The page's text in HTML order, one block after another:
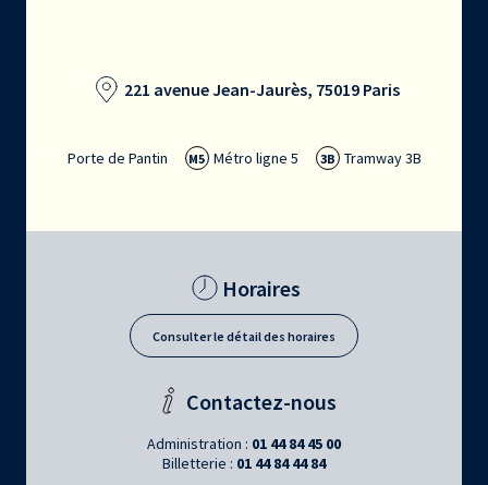
221 avenue Jean-Jaurès, 75019 Paris
Porte de Pantin M5 Métro ligne 5 3B Tramway 3B
Horaires
Consulter le détail des horaires
Contactez-nous
Administration : 01 44 84 45 00
Billetterie : 01 44 84 44 84